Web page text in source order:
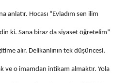
anlatır. Hocası “Evladım sen ilim
ki. Sana biraz da siyaset öğretelim”
alır. Delikanlının tek düşüncesi,
ve o imamdan intikam almaktır. Yola